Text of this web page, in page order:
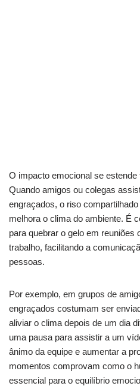
O impacto emocional se
Quando amigos ou colegas
engraçados, o riso
melhora o clima do ambiente. É
para quebrar o gelo em reuniões
trabalho, facilitando a
pessoas.
Por exemplo, em grupos de
engraçados costumam ser
aliviar o clima depois de um dia
uma pausa para assistir a um
ânimo da equipe e aumentar a
momentos comprovam como o
essencial para o equilíbrio